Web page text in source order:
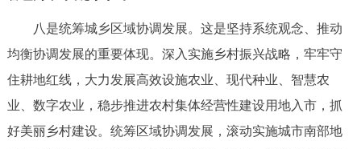
八是统筹城乡区域协调发展。这是坚持系统观念、推动
均衡协调发展的重要体现。深入实施乡村振兴战略，牢牢守
住耕地红线，大力发展高效设施农业、现代种业、智慧农
业、数字农业，稳步推进农村集体经营性建设用地入市，抓
好美丽乡村建设。统筹区域协调发展，滚动实施城市南部地